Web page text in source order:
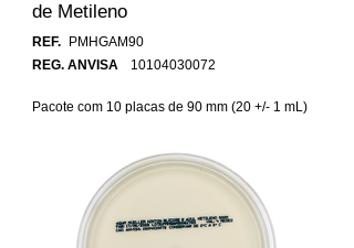
de Metileno
REF.
PMHGAM90
REG. ANVISA
10104030072
Pacote com 10 placas de 90 mm (20 +/- 1 mL)